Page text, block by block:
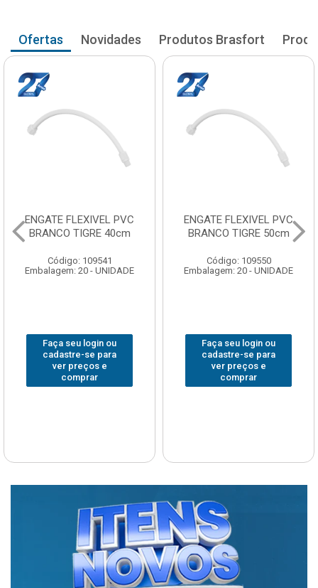
Ofertas Novidades Produtos Brasfort
ENGATE FLEXIVEL PVC
BRANCO TIGRE 40cm
Código: 109541
Embalagem: 20 - UNIDADE
Faça seu login ou
cadastre-se para
ver preços e
comprar
ENGATE FLEXIVEL PVC
BRANCO TIGRE 50cm
Código: 109550
Embalagem: 20 - UNIDADE
Faça seu login ou
cadastre-se para
ver preços e
comprar